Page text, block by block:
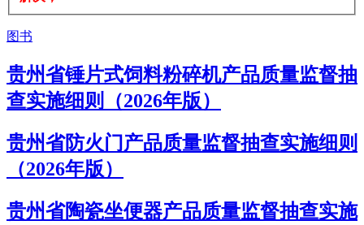
图书
贵州省锤片式饲料粉碎机产品质量监督抽
查实施细则（2026年版）
贵州省防火门产品质量监督抽查实施细则
（2026年版）
贵州省陶瓷坐便器产品质量监督抽查实施